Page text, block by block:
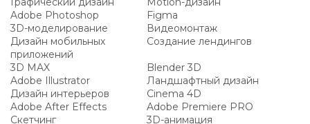
Adobe Photoshop
Figma
3D-моделирование
Видеомонтаж
Дизайн мобильных
приложений
Создание лендингов
3D MAX
Blender 3D
Adobe Illustrator
Ландшафтный дизайн
Дизайн интерьеров
Cinema 4D
Adobe After Effects
Adobe Premiere PRO
Скетчинг
3D-анимация